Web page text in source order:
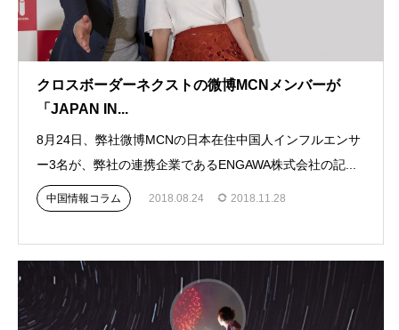
クロスボーダーネクストの微博MCNメンバーが
「JAPAN IN...
8月24日、弊社微博MCNの日本在住中国人インフルエンサ
ー3名が、弊社の連携企業であるENGAWA株式会社の記...
中国情報コラム 2018.08.24 2018.11.28